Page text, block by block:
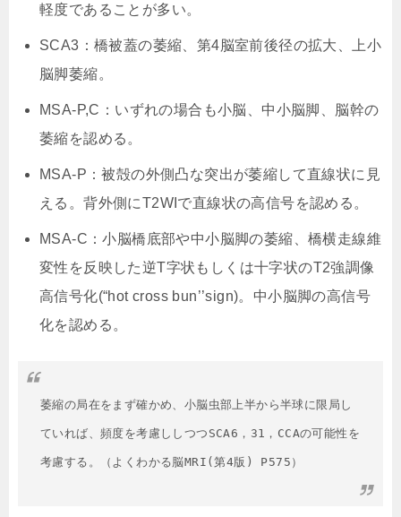
軽度であることが多い。
SCA3：橋被蓋の萎縮、第4脳室前後径の拡大、上小
脳脚萎縮。
MSA-P,C：いずれの場合も小脳、中小脳脚、脳幹の
萎縮を認める。
MSA-P：被殻の外側凸な突出が萎縮して直線状に見
える。背外側にT2WIで直線状の高信号を認める。
MSA-C：小脳橋底部や中小脳脚の萎縮、橋横走線維
変性を反映した逆T字状もしくは十字状のT2強調像
高信号化(“hot cross bun’’sign)。中小脳脚の高信号
化を認める。
萎縮の局在をまず確かめ、小脳虫部上半から半球に限局し
ていれば、頻度を考慮ししつつSCA6，31，CCAの可能性を
考慮する。（よくわかる脳MRI(第4版) P575）